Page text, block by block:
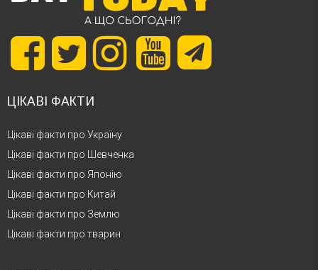
ЦІКАВІ ФАКТИ
Цікаві факти про Україну
Цікаві факти про Шевченка
Цікаві факти про Японію
Цікаві факти про Китай
Цікаві факти про Землю
Цікаві факти про тварин